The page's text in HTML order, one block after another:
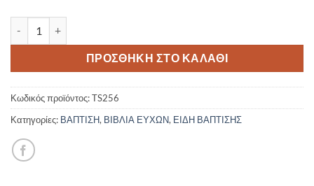
ΠΡΟΣΘΉΚΗ ΣΤΟ ΚΑΛΆΘΙ
Κωδικός προϊόντος:TS256
Κατηγορίες: ΒΑΠΤΙΣΗ, ΒΙΒΛΙΑ ΕΥΧΩΝ, ΕΙΔΗ ΒΑΠΤΙΣΗΣ